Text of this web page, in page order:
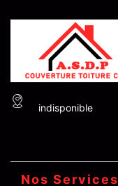
indisponible
Nos Services